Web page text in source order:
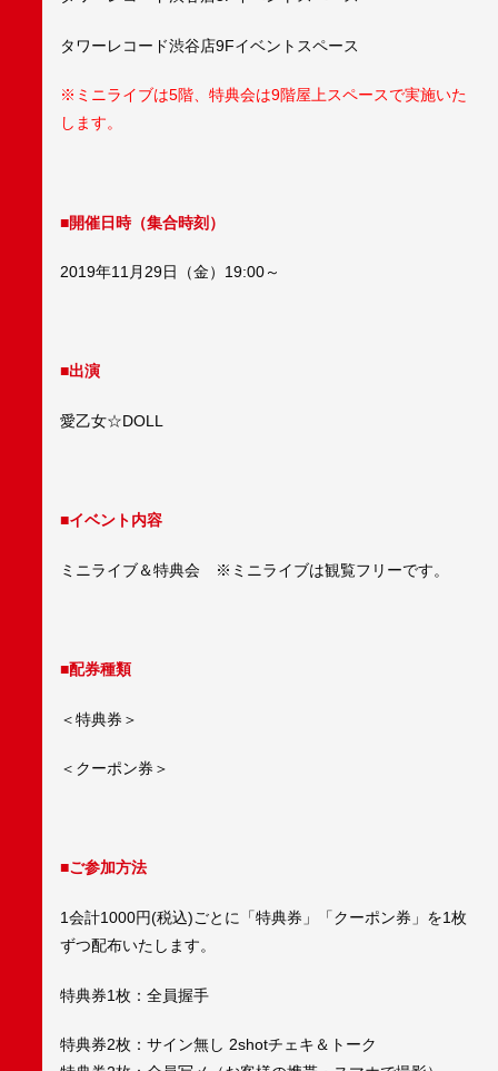
タワーレコード渋谷店9Fイベントスペース
※ミニライブは5階、特典会は9階屋上スペースで実施いた
します。
■開催日時（集合時刻）
2019年11月29日（金）19:00～
■出演
愛乙女☆DOLL
■イベント内容
ミニライブ＆特典会 ※ミニライブは観覧フリーです。
■配券種類
＜特典券＞
＜クーポン券＞
■ご参加方法
1会計1000円(税込)ごとに「特典券」「クーポン券」を1枚
ずつ配布いたします。
特典券1枚：全員握手
特典券2枚：サイン無し 2shotチェキ＆トーク